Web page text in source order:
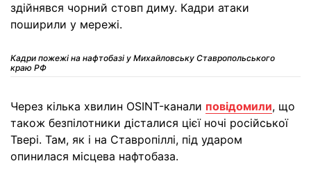
здійнявся чорний стовп диму. Кадри атаки
поширили у мережі.
Кадри пожежі на нафтобазі у Михайловську Ставропольського
краю РФ
Через кілька хвилин OSINT-канали повідомили, що
також безпілотники дісталися цієї ночі російської
Твері. Там, як і на Ставропіллі, під ударом
опинилася місцева нафтобаза.